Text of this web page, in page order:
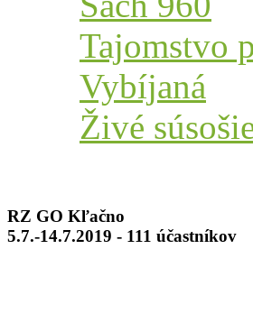
Tajomstvo
Vybíjaná
Živé
RZ GO Kľačno
5.7.-14.7.2019 - 111 účastníkov